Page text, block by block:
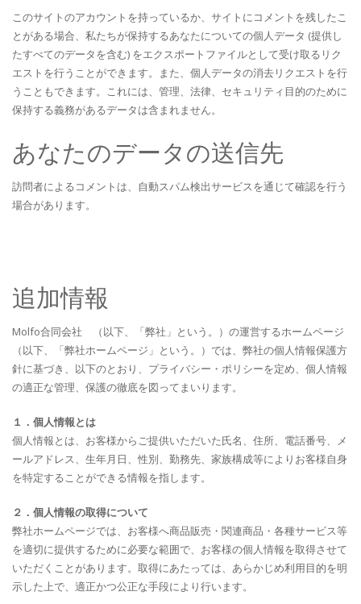
このサイトのアカウントを持っているか、サイトにコメントを残したこ
とがある場合、私たちが保持するあなたについての個人データ (提供し
たすべてのデータを含む) をエクスポートファイルとして受け取るリク
エストを行うことができます。また、個人データの消去リクエストを行
うこともできます。これには、管理、法律、セキュリティ目的のために
保持する義務があるデータは含まれません。
あなたのデータの送信先
訪問者によるコメントは、自動スパム検出サービスを通じて確認を行う
場合があります。
追加情報
Molfo合同会社 （以下、「弊社」という。）の運営するホームページ
（以下、「弊社ホームページ」という。）では、弊社の個人情報保護方
針に基づき、以下のとおり、プライバシー・ポリシーを定め、個人情報
の適正な管理、保護の徹底を図ってまいります。
１．個人情報とは
個人情報とは、お客様からご提供いただいた氏名、住所、電話番号、メ
ールアドレス、生年月日、性別、勤務先、家族構成等によりお客様自身
を特定することができる情報を指します。
２．個人情報の取得について
弊社ホームページでは、お客様へ商品販売・関連商品・各種サービス等
を適切に提供するために必要な範囲で、お客様の個人情報を取得させて
いただくことがあります。取得にあたっては、あらかじめ利用目的を明
示した上で、適正かつ公正な手段により行います。